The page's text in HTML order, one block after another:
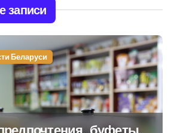
записи
Беларуси